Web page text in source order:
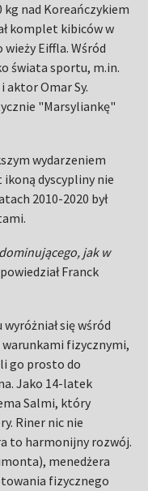
nad Koreańczykiem
komplet kibiców w
Eiffla. Wśród
świata sportu, m.in.
aktor Omar Sy.
"Marsyliankę"
wydarzeniem
dyscypliny nie
2010-2020 był
jak w
Franck
się wśród
fizycznymi,
go prosto do
Jako 14-latek
Salmi, który
Riner nic nie
to harmonijny rozwój.
menedżera
fizycznego